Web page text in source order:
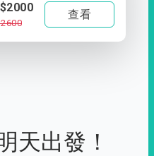
查看
天出發！